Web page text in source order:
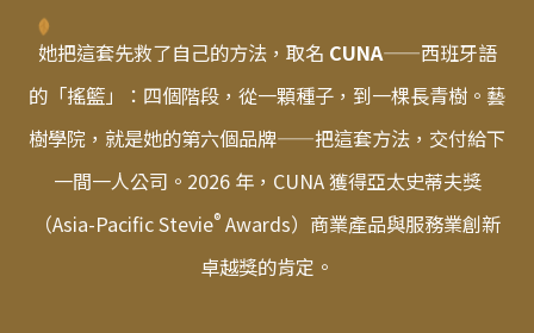
她把這套先救了自己的方法，取名 CUNA——西班牙語
的「搖籃」：四個階段，從一顆種子，到一棵長青樹。藝
樹學院，就是她的第六個品牌——把這套方法，交付給下
一間一人公司。2026 年，CUNA 獲得亞太史蒂夫獎
（Asia-Pacific Stevie® Awards）商業產品與服務業創新
卓越獎的肯定。